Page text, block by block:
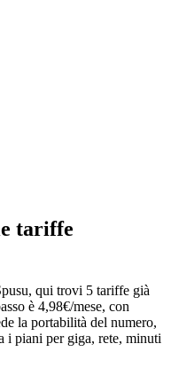
tariffe
qui trovi 5 tariffe già
è 4,98€/mese, con
la portabilità del numero,
i piani per giga, rete, minuti